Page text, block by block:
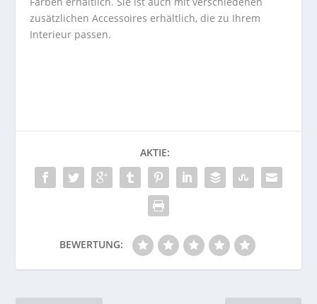
zusätzlichen Accessoires erhältlich, die zu Ihrem
Interieur passen.
AKTIE:
BEWERTUNG: